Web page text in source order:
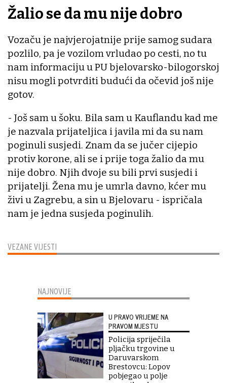
VEZANE VIJESTI
Žalio se da mu nije dobro
Vozaču je najvjerojatnije prije samog sudara
pozlilo, pa je vozilom vrludao po cesti, no tu
nam informaciju u PU bjelovarsko-bilogorskoj
nisu mogli potvrditi budući da očevid još nije
gotov.
- Još sam u šoku. Bila sam u Kauflandu kad me
je nazvala prijateljica i javila mi da su nam
poginuli susjedi. Znam da se jučer cijepio
protiv korone, ali se i prije toga žalio da mu
nije dobro. Njih dvoje su bili prvi susjedi i
prijatelji. Žena mu je umrla davno, kćer mu
živi u Zagrebu, a sin u Bjelovaru - ispričala
nam je jedna susjeda poginulih.
NAJNOVIJE
U PRAVO VRIJEME NA
PRAVOM MJESTU
Policija spriječila
pljačku trgovine u
Daruvarskom
Brestovcu: Lopov
pobjegao u polje